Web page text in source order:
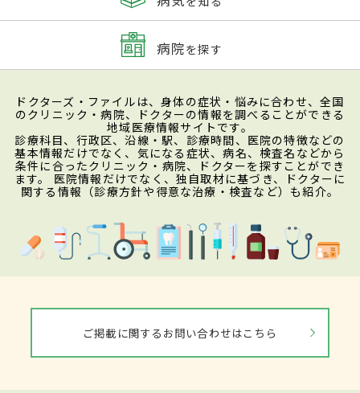
病院を探す
ドクターズ・ファイルは、身体の症状・悩みに合わせ、全国
のクリニック・病院、ドクターの情報を調べることができる
地域医療情報サイトです。
診療科目、行政区、沿線・駅、診療時間、医院の特徴などの
基本情報だけでなく、気になる症状、病名、検査名などから
条件に合ったクリニック・病院、ドクターを探すことができ
ます。 医院情報だけでなく、独自取材に基づき、ドクターに
関する情報（診療方針や得意な治療・検査など）も紹介。
ご掲載に関するお問い合わせはこちら